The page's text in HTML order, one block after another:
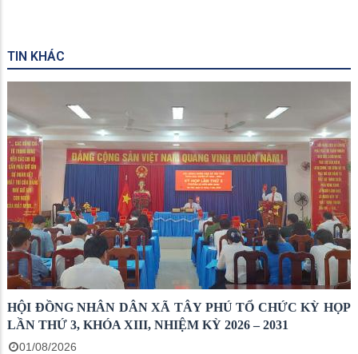
TIN KHÁC
HỘI ĐỒNG NHÂN DÂN XÃ TÂY PHÚ TỔ CHỨC KỲ HỌP
LẦN THỨ 3, KHÓA XIII, NHIỆM KỲ 2026 – 2031
01/08/2026